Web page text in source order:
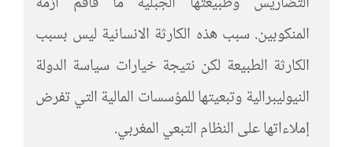
المنكوبين. سبب هذه الكارثة الانسانية ليس بسبب
الكارثة الطبيعة لكن نتيجة خيارات سياسة الدولة
النيوليبرالية وتبعيتها للمؤسسات المالية التي تفرض
إملاءاتها على النظام التبعي المغربي.